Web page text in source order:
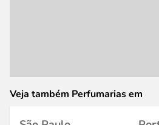
Veja também Perfumarias em